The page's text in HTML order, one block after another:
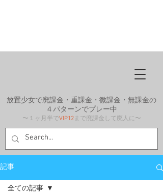
放置少女で廃課金・重課金・微課金・無課金の
４パターンでプレー中
〜１ヶ月半でVIP12まで廃課金して廃人に〜
記事
全ての記事